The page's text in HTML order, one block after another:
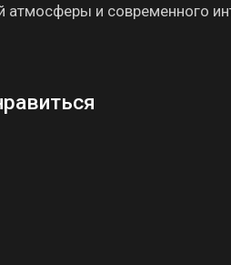
и современного